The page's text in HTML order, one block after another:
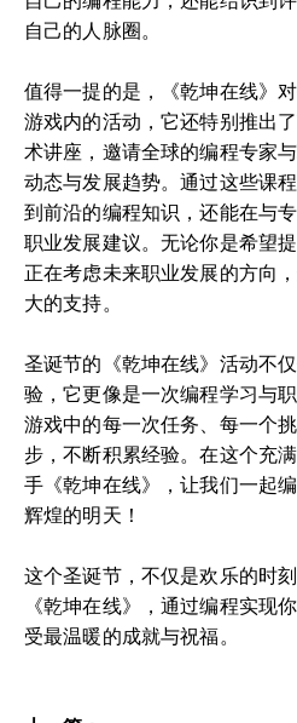
自己的人脉圈。
值得一提的是，《乾坤在线》
游戏内的活动，它还特别推出
术讲座，邀请全球的编程专家
动态与发展趋势。通过这些课
到前沿的编程知识，还能在与
职业发展建议。无论你是希望
正在考虑未来职业发展的方向
大的支持。
圣诞节的《乾坤在线》活动不
验，它更像是一次编程学习与
游戏中的每一次任务、每一个
步，不断积累经验。在这个充
手《乾坤在线》，让我们一起
辉煌的明天！
这个圣诞节，不仅是欢乐的时
《乾坤在线》，通过编程实现
受最温暖的成就与祝福。